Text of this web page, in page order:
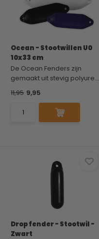
Ocean - Stootwillen U0
10x33 cm
De Ocean Fenders zijn
gemaakt uit stevig polyure...
11,95 9,95
Drop fender - Stootwil -
Zwart